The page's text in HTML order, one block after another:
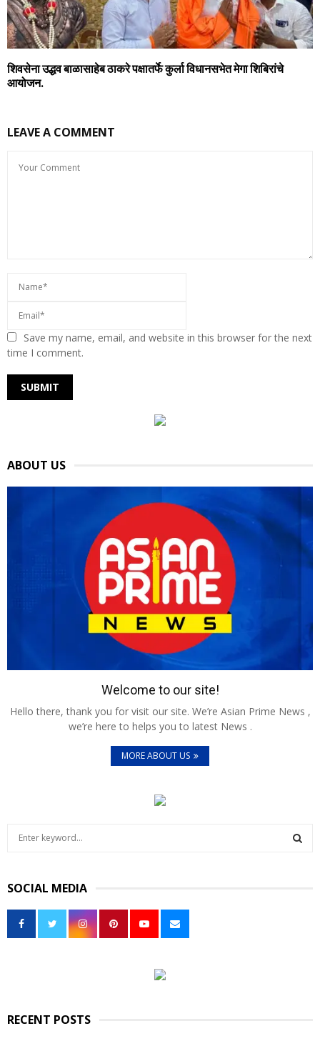
शिवसेना उद्धव बाळासाहेब ठाकरे पक्षातर्फे कुर्ला विधानसभेत मेगा शिबिरांचे
आयोजन.
LEAVE A COMMENT
Save my name, email, and website in this browser for the next
time I comment.
ABOUT US
Welcome to our site!
Hello there, thank you for visit our site. We’re Asian Prime News ,
we’re here to helps you to latest News .
MORE ABOUT US
c
h
o
SOCIAL MEDIA
RECENT POSTS